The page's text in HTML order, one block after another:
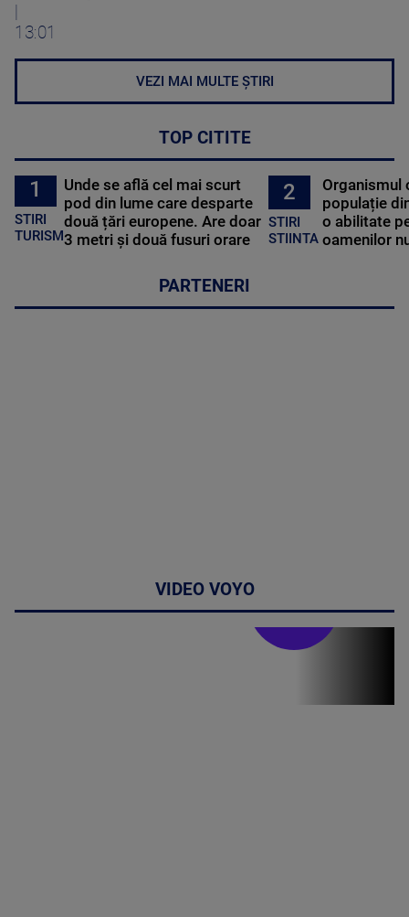
13:01
VEZI MAI MULTE ȘTIRI
TOP CITITE
1
STIRI
TURISM
Unde se află cel mai scurt
pod din lume care desparte
două țări europene. Are doar
3 metri și două fusuri orare
2
STIRI
STIINTA
Organismul
populație
o abilitate
oamenilor
PARTENERI
VIDEO VOYO